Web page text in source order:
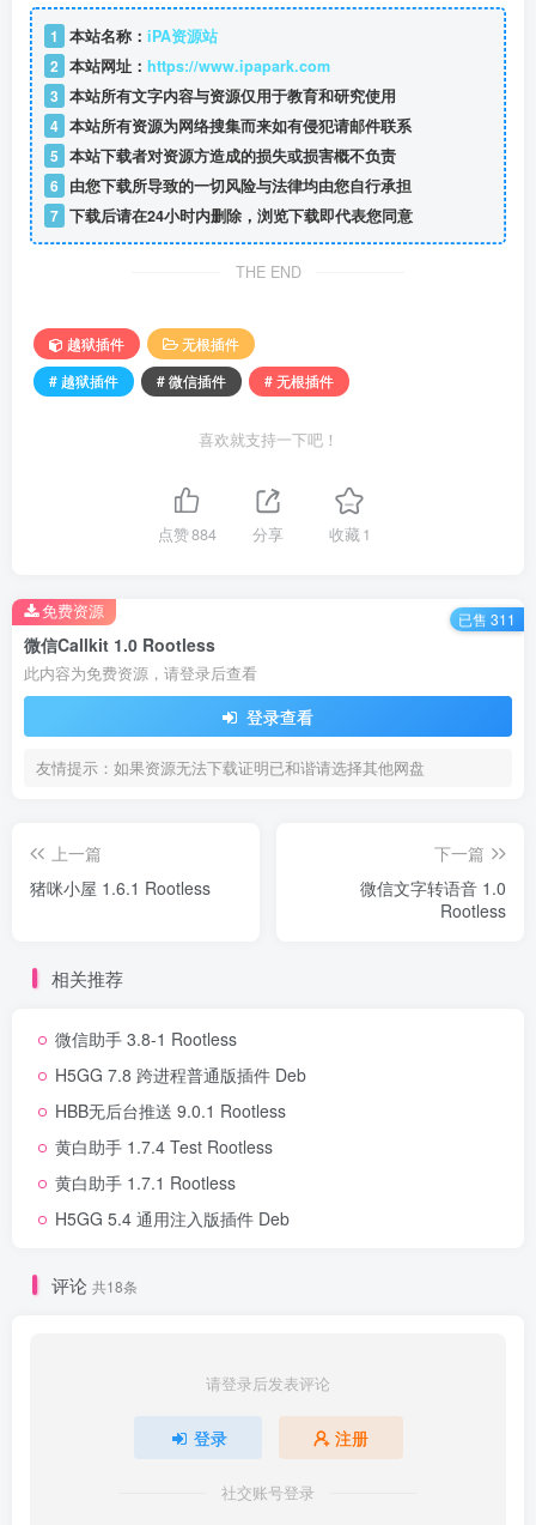
1 本站名称： iPA资源站
2 本站网址： https://www.ipapark.com
3 本站所有文字内容与资源仅用于教育和研究使用
4 本站所有资源为网络搜集而来如有侵犯请邮件联系
5 本站下载者对资源方造成的损失或损害概不负责
6 由您下载所导致的一切风险与法律均由您自行承担
7 下载后请在24小时内删除，浏览下载即代表您同意
THE END
越狱插件
无根插件
# 越狱插件
# 微信插件 # 无根插件
喜欢就支持一下吧！
点赞884 分享 收藏1
微信Callkit 1.0 Rootless
此内容为免费资源，请登录后查看
登录查看
友情提示：如果资源无法下载证明已和谐请选择其他网盘
免费资源 已售 311
上一篇
猪咪小屋 1.6.1 Rootless
下一篇
微信文字转语音 1.0
Rootless
相关推荐
微信助手 3.8-1 Rootless
H5GG 7.8 跨进程普通版插件 Deb
HBB无后台推送 9.0.1 Rootless
黄白助手 1.7.4 Test Rootless
黄白助手 1.7.1 Rootless
H5GG 5.4 通用注入版插件 Deb
评论 共18条
请登录后发表评论
登录 注册
社交账号登录